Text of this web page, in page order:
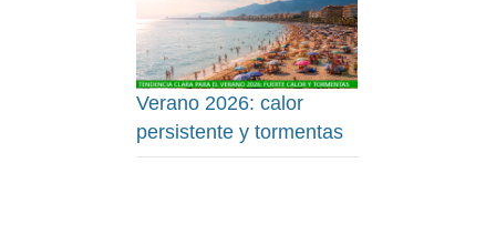
Verano 2026: calor
persistente y tormentas